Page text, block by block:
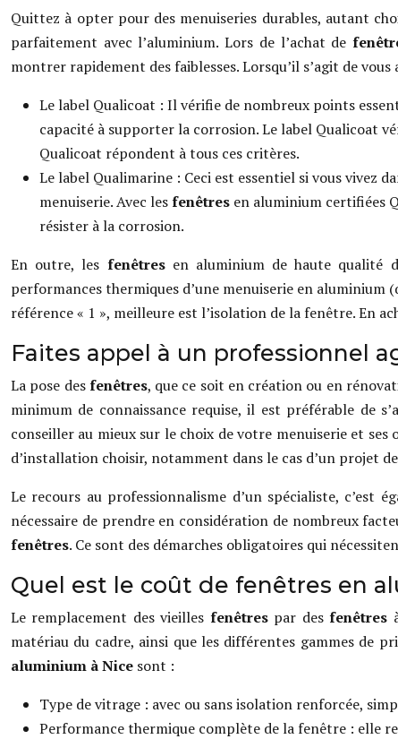
Quittez à opter pour des menuiseries durables, autant
parfaitement avec l’aluminium. Lors de l’achat de
montrer rapidement des faiblesses. Lorsqu’il s’agit de vous
Le label Qualicoat : Il vérifie de nombreux points
capacité à supporter la corrosion. Le label Qualicoat
Qualicoat répondent à tous ces critères.
Le label Qualimarine : Ceci est essentiel si vous vivez
menuiserie. Avec lesfenêtres en aluminium certifiées
résister à la corrosion.
En outre, les fenêtresen aluminium de haute qualité
performances thermiques d’une menuiserie en aluminium
référence « 1 », meilleure est l’isolation de la fenêtre. En
Faites appel à un professionnel
La pose desfenêtres, que ce soit en création ou en
minimum de connaissance requise, il est préférable de
conseiller au mieux sur le choix de votre menuiserie et
d’installation choisir, notamment dans le cas d’un projet
Le recours au professionnalisme d’un spécialiste,
nécessaire de prendre en considération de nombreux
fenêtres. Ce sont des démarches obligatoires qui
Quel est le coût de fenêtres en
Le remplacement des vieilles fenêtrespar desfenêtres
matériau du cadre, ainsi que les différentes gammes de
aluminium à Nice sont :
Type de vitrage : avec ou sans isolation renforcée,
Performance thermique complète de la fenêtre : elle